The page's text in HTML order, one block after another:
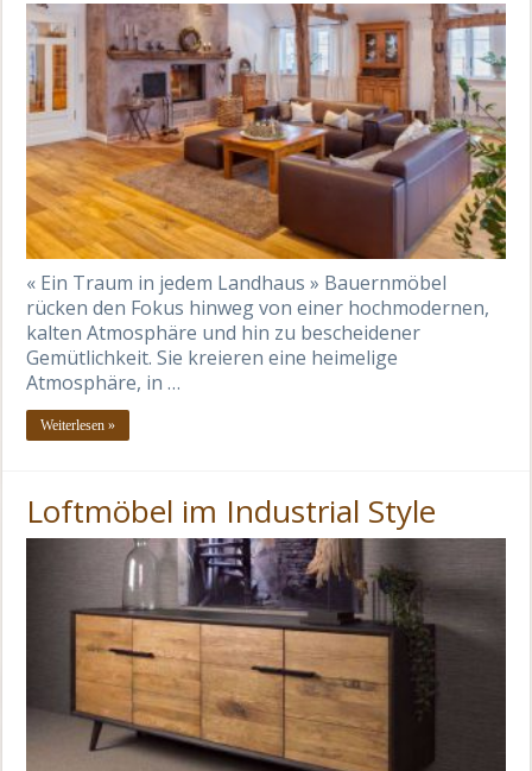
« Ein Traum in jedem Landhaus » Bauernmöbel
rücken den Fokus hinweg von einer hochmodernen,
kalten Atmosphäre und hin zu bescheidener
Gemütlichkeit. Sie kreieren eine heimelige
Atmosphäre, in …
Weiterlesen »
Loftmöbel im Industrial Style